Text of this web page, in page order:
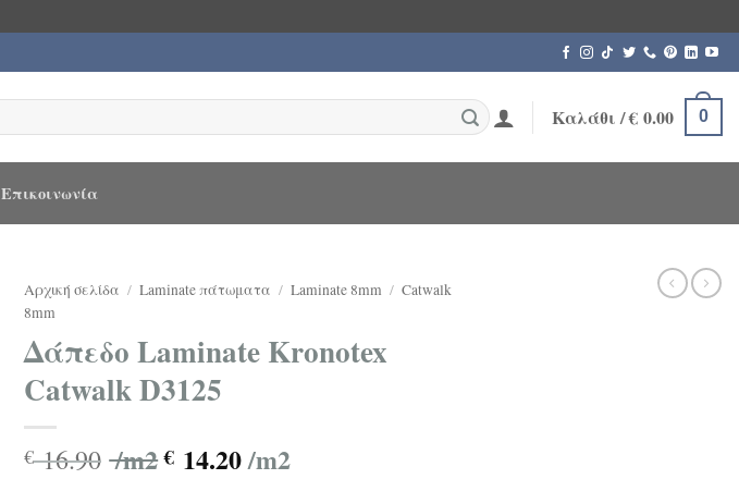
Καλάθι /€0.00 0
Επικοινωνία
Αρχική σελίδα / Laminate πάτωματα / Laminate 8mm / Catwalk
8mm
Δάπεδο Laminate Kronotex
Catwalk D3125
€16.90 /m2 € 14.20/m2